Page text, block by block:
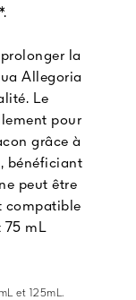
la
Allegoria
Le
pour
grâce à
bénéficiant
peut être
compatible
75 mL
et 125mL.